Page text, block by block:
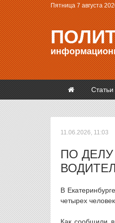
Пятница 7 августа
Статьи
11.06.2026, 11:03
ПО
В
четырех